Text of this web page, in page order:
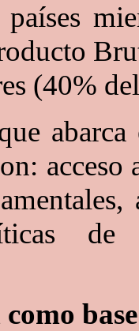
países
(40%
abarca
acceso